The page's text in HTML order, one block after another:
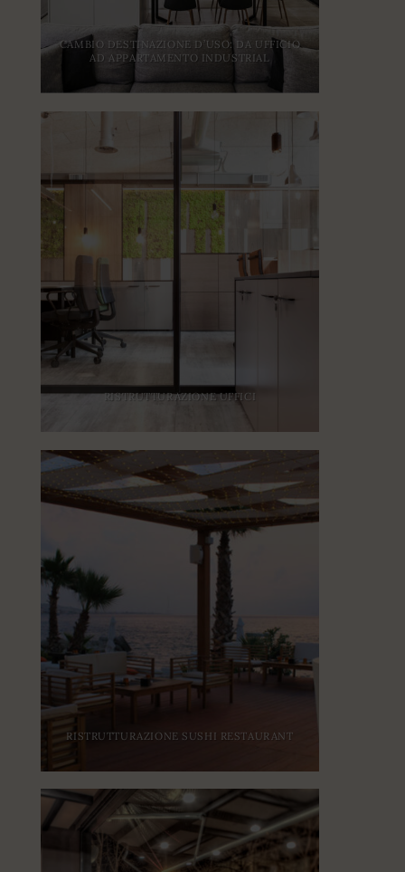
CAMBIO DESTINAZIONE D’USO: DA UFFICIO
AD APPARTAMENTO INDUSTRIAL
RISTRUTTURAZIONE UFFICI
RISTRUTTURAZIONE SUSHI RESTAURANT